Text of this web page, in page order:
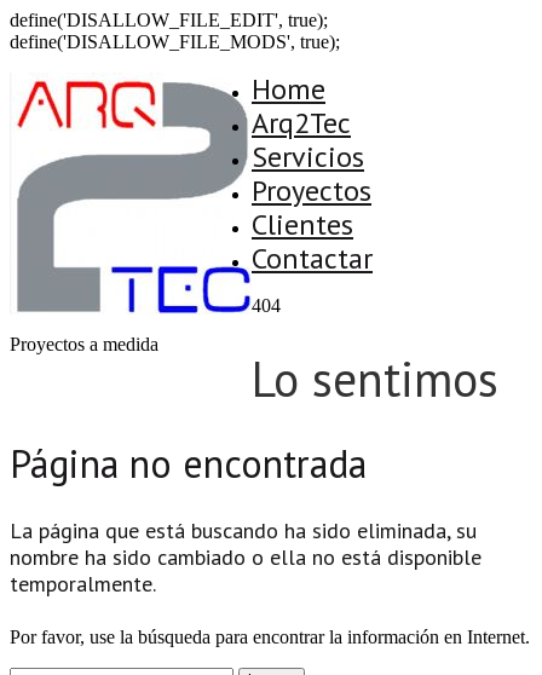
define('DISALLOW_FILE_EDIT', true);
define('DISALLOW_FILE_MODS', true);
Proyectos a medida
Home
Arq2Tec
Servicios
Proyectos
Clientes
Contactar
404
Lo sentimos
Página no encontrada
La página que está buscando ha sido eliminada, su
nombre ha sido cambiado o ella no está disponible
temporalmente.
Por favor, use la búsqueda para encontrar la información en Internet.